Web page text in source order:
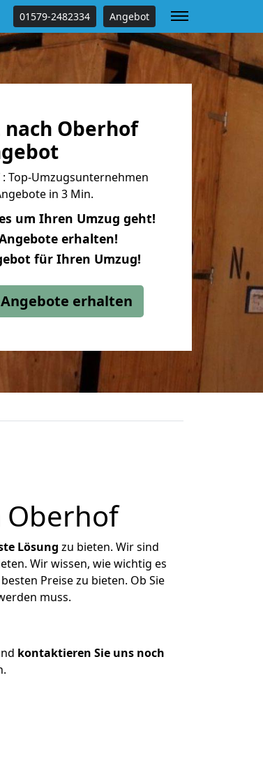
01579-2482334 Angebot
Oberhof
Top-Umzugsunternehmen
in 3 Min.
um Ihren Umzug geht!
erhalten!
für Ihren Umzug!
erhalten
Oberhof
Lösung zu bieten. Wir sind
Wir wissen, wie wichtig es
Preise zu bieten. Ob Sie
muss.
kontaktieren Sie uns noch